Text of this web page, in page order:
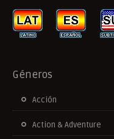
Géneros
Acción
Action & Adventure